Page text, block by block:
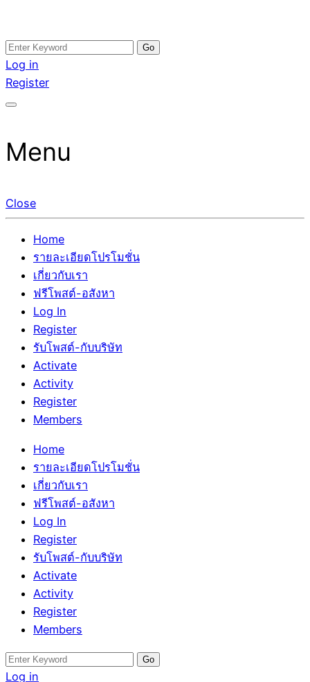
Skip
to
content
อสังหาโพสต์ รีวิวเยอะ รับจ้างโพสต์ขายบ้าน รับจ้างโพสต์อสัง
หา แตกต่างอย่างตั้งใจ รับรองผล อันดับ1 การโพสต์ขายอสังหา
กับทีมงานบริษัท บ้าน ที่ดิน คอนโด ติดGoogleหน้าแรกได้จริงๆ
รับจ้างโพสอสังหา ขายบ้าน อสังหาโพสต์ เชื่อถือได้จริง รับ
โพสต์ ที่ดิน กับทีมงานบริษัท ถูกและดีที่สุด ไม่มีค่านายหน้า
ขายได้จริงๆ ช่วยสร้างโอกาสในการขายได้มากกว่า ที่เดียว ที่
Search
for:
Log in
Register
Menu
Close
Home
รายละเอียดโปรโมชั่น
เกี่ยวกับเรา
ฟรีโพสต์-อสังหา
Log In
Register
รับโพสต์-กับบริษัท
Activate
Activity
Register
Members
Home
รายละเอียดโปรโมชั่น
เกี่ยวกับเรา
ฟรีโพสต์-อสังหา
Log In
Register
รับโพสต์-กับบริษัท
Activate
Activity
Register
Members
Search
for:
Log in